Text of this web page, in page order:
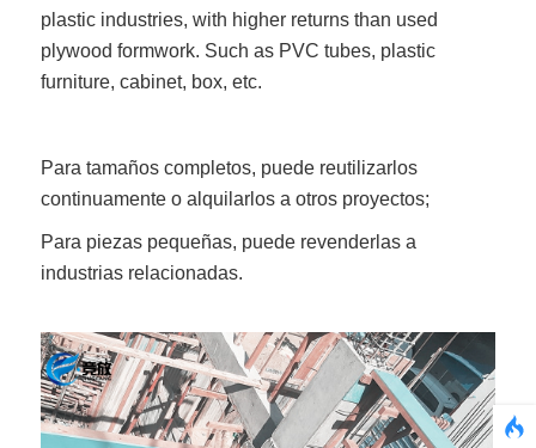
plastic industries, with higher returns than used
plywood formwork. Such as PVC tubes, plastic
furniture, cabinet, box, etc.
Para tamaños completos, puede reutilizarlos
continuamente o alquilarlos a otros proyectos;
Para piezas pequeñas, puede revenderlas a
industrias relacionadas.